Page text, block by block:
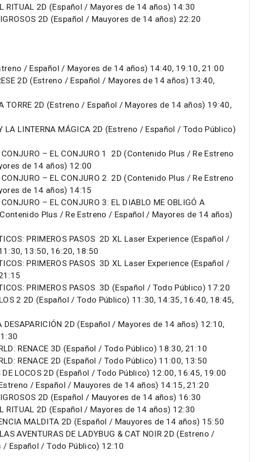
RITUAL 2D (Español / Mayores de 14 años) 14:30
2D (Español / Mauyores de 14 años) 22:20
/ Español / Mayores de 14 años) 14:40, 19:10, 21:00
2D (Estreno / Español / Mayores de 14 años) 13:40,
TORRE 2D (Estreno / Español / Mayores de 14 años) 19:40,
Y LA LINTERNA MÁGICA 2D (Estreno / Español / Todo Público)
CONJURO – EL CONJURO 1 2D (Contenido Plus / Re Estreno
de 14 años) 12:00
CONJURO – EL CONJURO 2 2D (Contenido Plus / Re Estreno
de 14 años) 14:15
– EL CONJURO 3: EL DIABLO ME OBLIGÓ A
Plus / Re Estreno / Español / Mayores de 14 años)
PRIMEROS PASOS 2D XL Laser Experience (Español /
13:50, 16:20, 18:50
PRIMEROS PASOS 3D XL Laser Experience (Español /
PRIMEROS PASOS 3D (Español / Todo Público) 17:20
2 2D (Español / Todo Público) 11:30, 14:35, 16:40, 18:45,
DESAPARICIÓN 2D (Español / Mayores de 14 años) 12:10,
RENACE 3D (Español / Todo Público) 18:30, 21:10
RENACE 2D (Español / Todo Público) 11:00, 13:50
DE LOCOS 2D (Español / Todo Público) 12:00, 16:45, 19:00
/ Español / Mauyores de 14 años) 14:15, 21:20
2D (Español / Mauyores de 14 años) 16:30
RITUAL 2D (Español / Mayores de 14 años) 12:30
MALDITA 2D (Español / Mauyores de 14 años) 15:50
AVENTURAS DE LADYBUG & CAT NOIR 2D (Estreno /
/ Español / Todo Público) 12:10